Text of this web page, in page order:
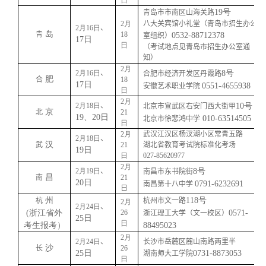
青 岛
2月16日 、
17日
2月
18
日
青岛市市南区山海关路19号
八大关宾馆小礼堂（青岛市招生办公
室组织） 0532-88712378
（考试地点见青岛市招生办公室通
知）
合 肥
2月16日 、
17日
2月
18
日
合肥市经济开发区丹霞路8号
安徽艺术职业学院 0551-4655938
北 京
2月18日 、
19、20日
2月
21
日
北京市宣武区右安门西大街甲10号
北京市徐悲鸿中学010-63514505
武 汉
2月18日 、
19日
2月
21
日
武汉江汉区杨汊湖小区常青五路
湖北省教育考试院标准化考场
027-85620977
南 昌
2月19日 、
20日
2月
21
日
南昌市东书院街8号
南昌第十八中学 0791-6232691
杭 州
(浙江省外
考生报考）
2月24日 、
25日
2月
26
日
杭州市文一路118号
浙江理工大学（文一校区） 0571-
88495023
长 沙
2月24日 、
25日
2月
26
日
长沙市岳麓区麓山南路两里半
湖南师大工学院0731-8873053